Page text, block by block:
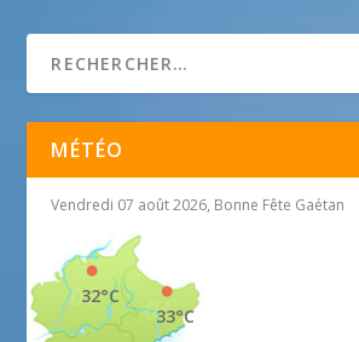
MÉTÉO
Vendredi 07 août 2026, Bonne Fête Gaétan
33°C
32°C